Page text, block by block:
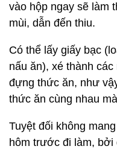
vào hộp ngay sẽ làm
mùi, dẫn đến thiu.
Có thể lấy giấy bạc
nấu ăn), xé thành
đựng thức ăn, như
thức ăn cùng nhau
Tuyệt đối không
hôm trước đi làm, bởi